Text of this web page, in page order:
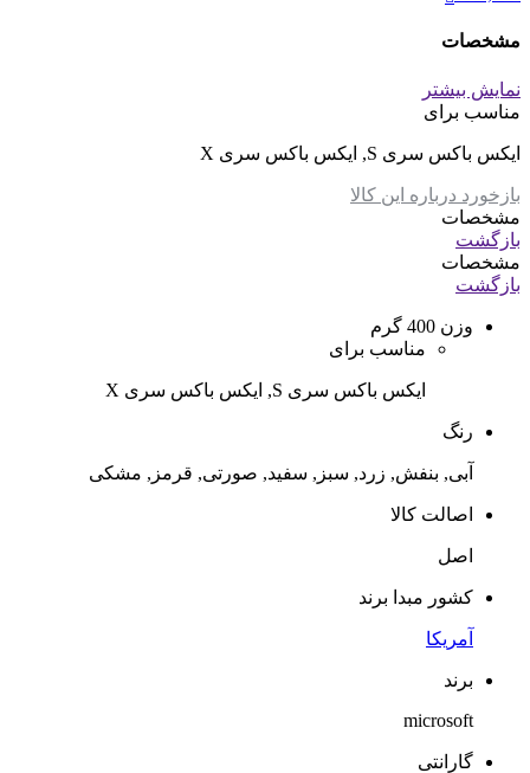
مشخصات
نمایش بیشتر
مناسب برای
ایکس باکس سری S, ایکس باکس سری X
بازخورد درباره این کالا
مشخصات
بازگشت
مشخصات
بازگشت
وزن 400 گرم
مناسب برای
ایکس باکس سری S, ایکس باکس سری X
رنگ
آبی, بنفش, زرد, سبز, سفید, صورتی, قرمز, مشکی
اصالت کالا
اصل
کشور مبدا برند
آمریکا
برند
microsoft
گارانتی